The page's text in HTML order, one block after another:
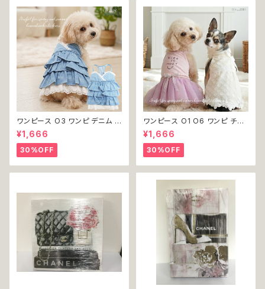
ワンピース O3 ワンピ デニム プ
リーツ レース 女の子 犬 犬服
小型 猫 服 洋服 ペット dog ド
ッグウェア おしゃれ かわいい 返
品交換不可
¥1,666
30%OFF
ワンピース O1 O6 ワンピ チュ
ール レース 花 フラワー 女の子
犬 犬服 小型 猫 服 洋服 ペット
dog ドッグウェア おしゃれ かわ
いい 返品交換不可
¥1,666
30%OFF